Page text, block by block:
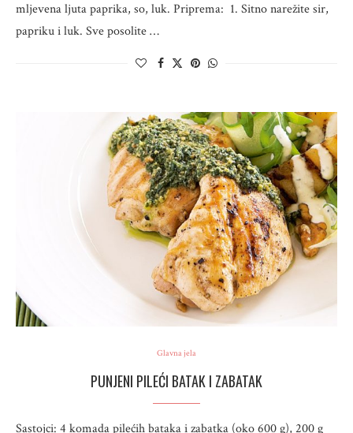
mljevena ljuta paprika, so, luk. Priprema: 1. Sitno narežite sir,
papriku i luk. Sve posolite …
Glavna jela
PUNJENI PILEĆI BATAK I ZABATAK
Sastojci: 4 komada pilećih bataka i zabatka (oko 600 g), 200 g